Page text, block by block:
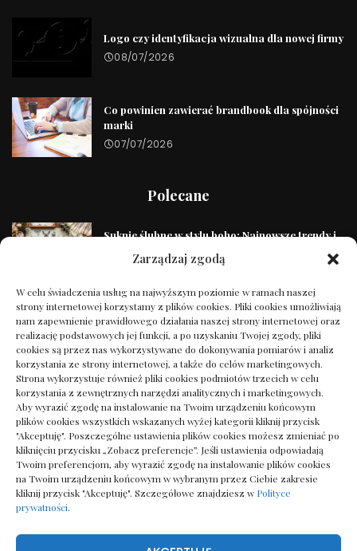
Zarządzaj zgodą
W celu świadczenia usług na najwyższym poziomie w ramach naszej
strony internetowej korzystamy z plików cookies. Pliki cookies umożliwiają
nam zapewnienie prawidłowego działania naszej strony internetowej oraz
realizację podstawowych jej funkcji, a po uzyskaniu Twojej zgody, pliki
cookies są przez nas wykorzystywane do dokonywania pomiarów i analiz
korzystania ze strony internetowej, a także do celów marketingowych.
Strona wykorzystuje również pliki cookies podmiotów trzecich w celu
korzystania z zewnętrznych narzędzi analitycznych i marketingowych.
Aby wyrazić zgodę na instalowanie na Twoim urządzeniu końcowym
plików cookies wszystkich wskazanych wyżej kategorii kliknij przycisk
"Akceptuję". Poszczególne ustawienia plików cookies możesz zmieniać po
kliknięciu przycisku „Zobacz preferencje”. Jeśli ustawienia odpowiadają
Twoim preferencjom, aby wyrazić zgodę na instalowanie plików cookies
na Twoim urządzeniu końcowym w wybranym przez Ciebie zakresie
kliknij przycisk "Akceptuję". Szczegółowe znajdziesz w Polityce
prywatności.
Logo czy identyfikacja wizualna dla nowej firmy
08/07/2026
Co powinien zawierać brandbook dla spójności
marki
07/07/2026
Polecane
Suknie ślubne w stylu boho: Najnowsze trendy i
10/01/2025
Tajniki uprawy marihuany leczniczej w domu
21/02/2025
Wytrzymałość hal przemysłowych – konstrukcje
stalowe
07/01/2025
Jak działa cykl azotowy w oczku wodnym –
diagnostyka